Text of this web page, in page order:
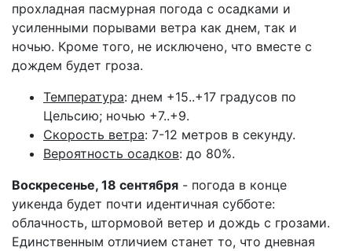
прохладная пасмурная погода с осадками и
усиленными порывами ветра как днем, так и
ночью. Кроме того, не исключено, что вместе с
дождем будет гроза.
Температура: днем +15..+17 градусов по
Цельсию; ночью +7..+9.
Скорость ветра: 7-12 метров в секунду.
Вероятность осадков: до 80%.
Воскресенье, 18 сентября - погода в конце
уикенда будет почти идентичная субботе:
облачность, штормовой ветер и дождь с грозами.
Единственным отличием станет то, что дневная